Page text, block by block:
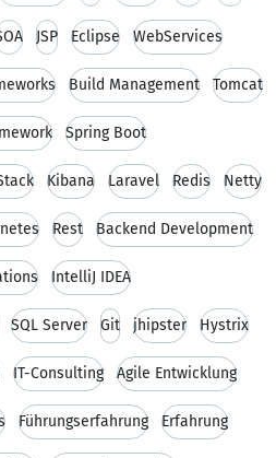
JSP Eclipse WebServices
Build Management Tomcat
Spring Boot
Kibana Laravel Redis Netty
Rest Backend Development
IntelliJ IDEA
SQL Server Git jhipster Hystrix
IT-Consulting Agile Entwicklung
Führungserfahrung Erfahrung